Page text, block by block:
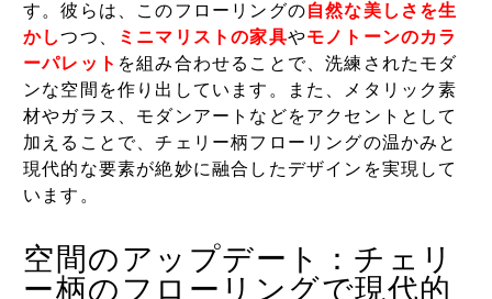
す。彼らは、このフローリングの自然な美しさを生
かしつつ、 ミニマリストの家具やモノトーンのカラ
ーパレット を組み合わせることで、洗練されたモダ
ンな空間を作り出しています。また、メタリック素
材やガラス、モダンアートなどをアクセントとして
加えることで、チェリー柄フローリングの温かみと
現代的な要素が絶妙に融合したデザインを実現して
います。
空間のアップデート：チェリ
ー柄のフローリングで現代的